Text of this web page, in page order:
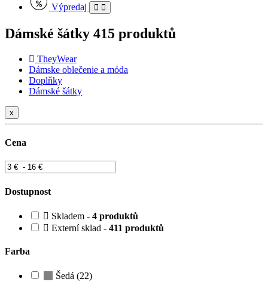
Výpredaj
Dámské šátky 415 produktů
TheyWear
Dámske oblečenie a móda
Doplňky
Dámské šátky
x
Cena
Dostupnost
Skladem - 4 produktů
Externí sklad - 411 produktů
Farba
Šedá (22)